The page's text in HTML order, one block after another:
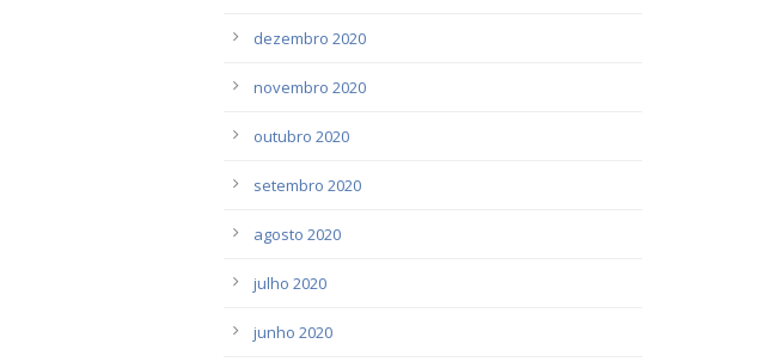
dezembro 2020
novembro 2020
outubro 2020
setembro 2020
agosto 2020
julho 2020
junho 2020